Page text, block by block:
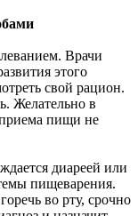
Врачи
этого
свой рацион.
Желательно в
приема пищи не
диареей или
пищеварения.
во рту, срочно